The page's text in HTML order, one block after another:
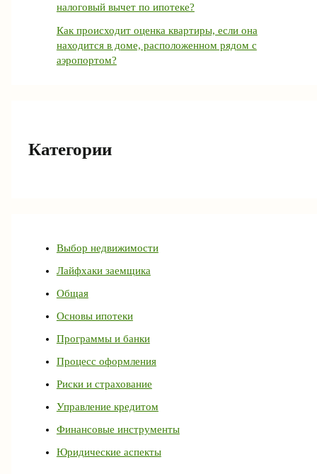
налоговый вычет по ипотеке?
Как происходит оценка квартиры, если она
находится в доме, расположенном рядом с
аэропортом?
Категории
Выбор недвижимости
Лайфхаки заемщика
Общая
Основы ипотеки
Программы и банки
Процесс оформления
Риски и страхование
Управление кредитом
Финансовые инструменты
Юридические аспекты